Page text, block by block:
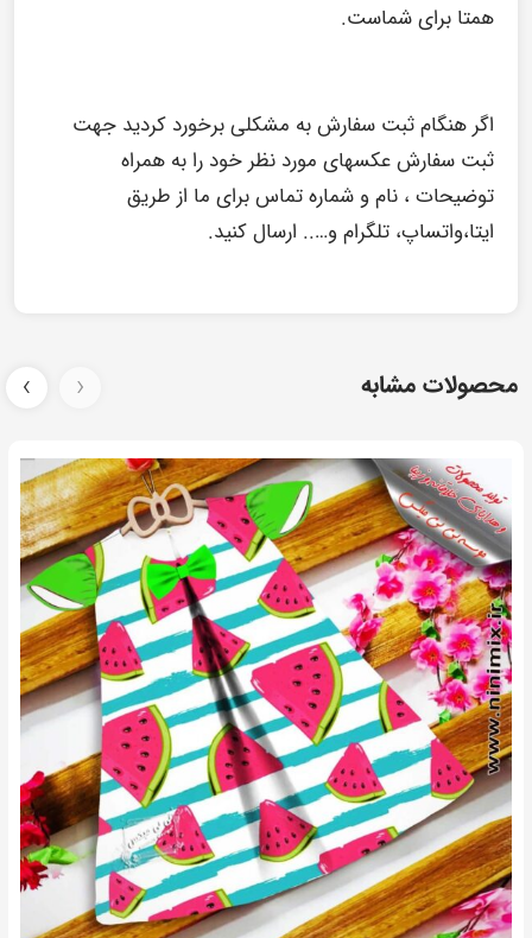
همتا برای شماست.
اگر هنگام ثبت سفارش به مشکلی برخورد کردید جهت
ثبت سفارش عکسهای مورد نظر خود را به همراه
توضیحات ، نام و شماره تماس برای ما از طریق
ایتا،واتساپ، تلگرام و….. ارسال کنید.
محصولات مشابه ‹
›